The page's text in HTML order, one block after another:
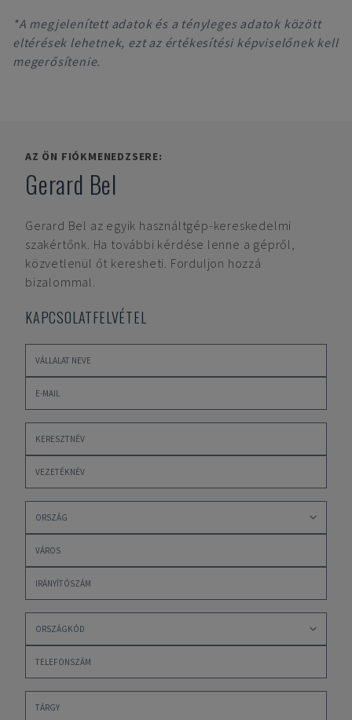
*A megjelenített adatok és a tényleges adatok között
eltérések lehetnek, ezt az értékesítési képviselőnek kell
megerősítenie.
AZ ÖN FIÓKMENEDZSERE:
Gerard Bel
Gerard Bel az egyik használtgép-kereskedelmi
szakértőnk. Ha további kérdése lenne a gépről,
közvetlenül őt keresheti. Forduljon hozzá
bizalommal.
KAPCSOLATFELVÉTEL